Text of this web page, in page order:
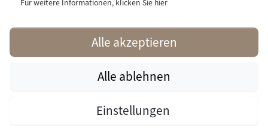
pictures are property of their respective owners.
Für weitere Informationen, klicken Sie hier
Alle akzeptieren
Alle ablehnen
Einstellungen